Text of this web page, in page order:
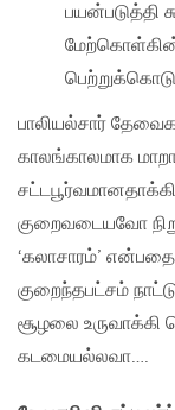
பயன்படுத்தி
பாலியல்சார்
காலங்காலமாக
குறைவடையவோ
‘கலாசாரம்’
குறைந்தபட்சம்
சூழலை உருவாக்கி
கடமையல்லவா….